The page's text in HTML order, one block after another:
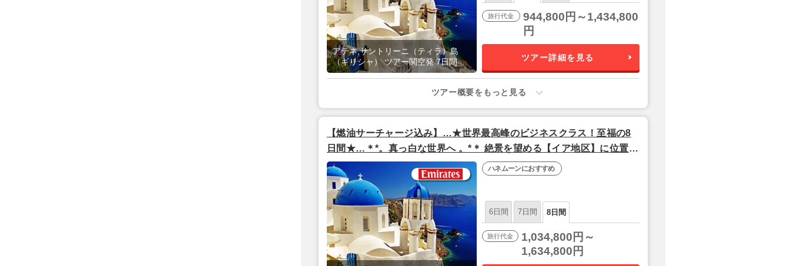
アテネ,サントリーニ（ティラ）島
（ギリシャ） ツアー関空発 7日間
旅行代金
944,800円～1,434,800
円
ツアー詳細を見る
ツアー概要をもっと見る
【燃油サーチャージ込み】…★世界最高峰のビジネスクラス！至福の8
日間★…＊*。真っ白な世界へ 。*＊ 絶景を望める【イア地区】に位置！
豪華5つ星『キリニ・スイーツ＆スパ』⇒屋上レストランが自慢の4つ星
『アテネゲート』●全区間送迎＋アテネ到着時日本語アシスタント【関
空夜発】
ハネムーンにおすすめ
6日間 7日間 8日間
旅行代金
1,034,800円～
1,634,800円